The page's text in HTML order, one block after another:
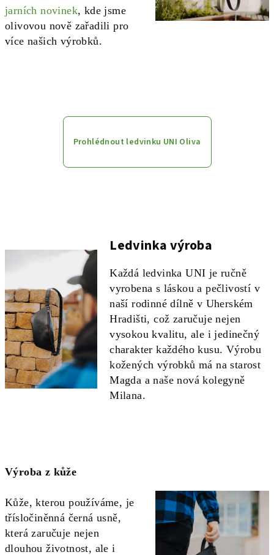
jarních novinek, kde jsme
olivovou nově zařadili pro
více našich výrobků.
Prohlédnout ledvinku UNI Oliva
Ledvinka výroba
Každá ledvinka UNI je ručně
vyrobena s láskou a pečlivostí v
naší rodinné dílně v Uherském
Hradišti, což zaručuje nejen
vysokou kvalitu, ale i jedinečný
charakter každého kusu. Výrobu
kožených výrobků má na starost
Magda a naše nová kolegyně
Milana.
Výroba z kůže
Kůže, kterou používáme, je
třísločiněnná černá usně,
která zaručuje nejen
dlouhou životnost, ale i